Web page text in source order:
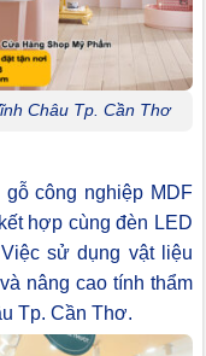
Châu Tp. Cần Thơ
công nghiệp MDF
hợp cùng đèn LED
sử dụng vật liệu
nâng cao tính thẩm
Tp. Cần Thơ.